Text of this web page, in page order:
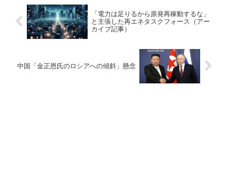
「電力は足りるから原発再稼動するな」
と主張した再エネタスクフォース（アー
カイブ記事）
中国「金正恩氏のロシアへの傾斜」懸念